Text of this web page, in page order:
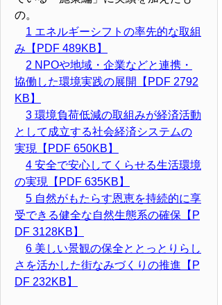
の。
1 エネルギーシフトの率先的な取組
み【PDF 489KB】
2 NPOや地域・企業などと連携・
協働した環境実践の展開【PDF 2792
KB】
3 環境負荷低減の取組みが経済活動
として成立する社会経済システムの
実現【PDF 650KB】
4 安全で安心してくらせる生活環境
の実現【PDF 635KB】
5 自然がもたらす恩恵を持続的に享
受できる健全な自然生態系の確保【P
DF 3128KB】
6 美しい景観の保全ととっとりらし
さを活かした街なみづくりの推進【P
DF 232KB】